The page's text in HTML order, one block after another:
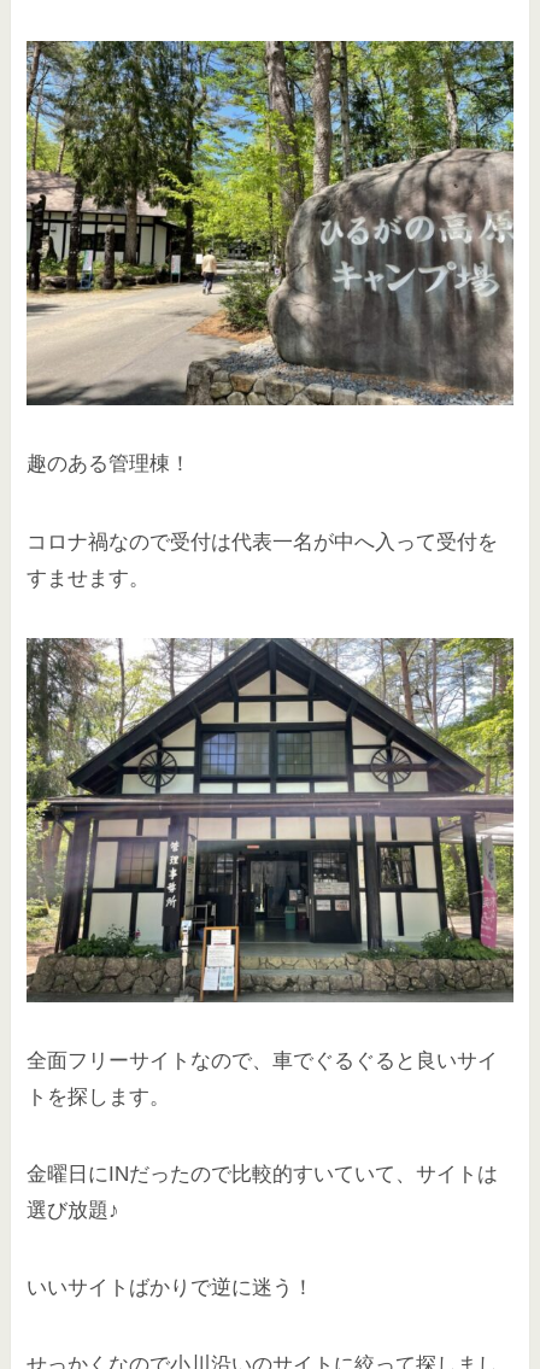
趣のある管理棟！
コロナ禍なので受付は代表一名が中へ入って受付を
すませます。
全面フリーサイトなので、車でぐるぐると良いサイ
トを探します。
金曜日にINだったので比較的すいていて、サイトは
選び放題♪
いいサイトばかりで逆に迷う！